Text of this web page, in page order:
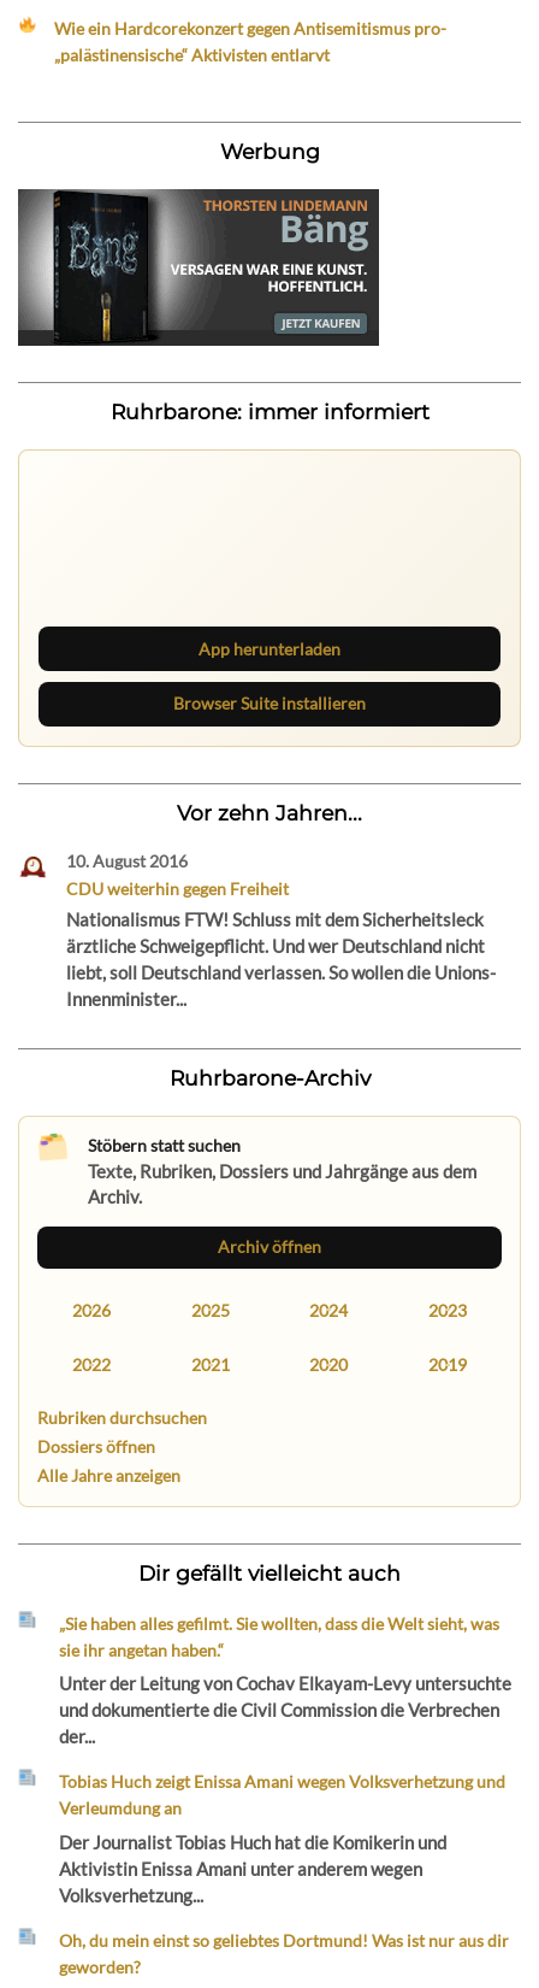
Wie ein Hardcorekonzert gegen Antisemitismus pro-
„palästinensische“ Aktivisten entlarvt
Werbung
Ruhrbarone: immer informiert
App herunterladen
Browser Suite installieren
Vor zehn Jahren...
10. August 2016
CDU weiterhin gegen Freiheit
Nationalismus FTW! Schluss mit dem Sicherheitsleck
ärztliche Schweigepflicht. Und wer Deutschland nicht
liebt, soll Deutschland verlassen. So wollen die Unions-
Innenminister...
Ruhrbarone-Archiv
Stöbern statt suchen
Texte, Rubriken, Dossiers und Jahrgänge aus dem
Archiv.
Archiv öffnen
2026 2025 2024 2023
2022 2021 2020 2019
Rubriken durchsuchen
Dossiers öffnen
Alle Jahre anzeigen
Dir gefällt vielleicht auch
„Sie haben alles gefilmt. Sie wollten, dass die Welt sieht, was
sie ihr angetan haben.“
Unter der Leitung von Cochav Elkayam-Levy untersuchte
und dokumentierte die Civil Commission die Verbrechen
der...
Tobias Huch zeigt Enissa Amani wegen Volksverhetzung und
Verleumdung an
Der Journalist Tobias Huch hat die Komikerin und
Aktivistin Enissa Amani unter anderem wegen
Volksverhetzung...
Oh, du mein einst so geliebtes Dortmund! Was ist nur aus dir
geworden?